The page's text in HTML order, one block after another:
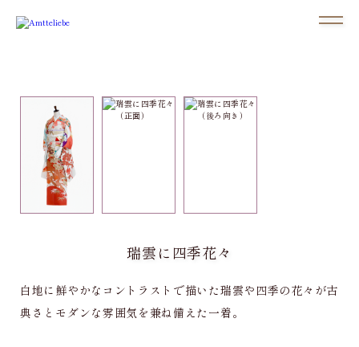
瑞雲に四季花々
白地に鮮やかなコントラストで描いた瑞雲や四季の花々が古
典さとモダンな雰囲気を兼ね備えた一着。